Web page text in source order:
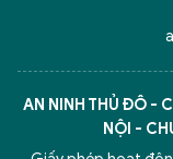
AN NINH THỦ ĐÔ -
NỘI -